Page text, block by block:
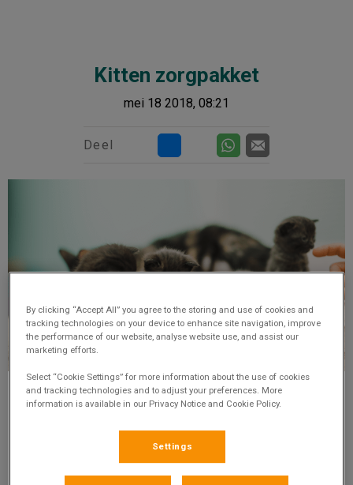
Kitten zorgpakket
mei 18 2018, 08:21
Deel
By clicking “Accept All” you agree to the storing and use of cookies and
tracking technologies on your device to enhance site navigation, improve
the performance of our website, analyse website use, and assist our
marketing efforts.
Select “Cookie Settings” for more information about the use of cookies
and tracking technologies and to adjust your preferences. More
information is available in our Privacy Notice and Cookie Policy.
Settings